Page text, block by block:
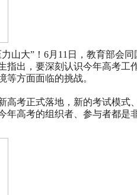
山大”！6月11日，教育部会同
指出，要深刻认识今年高考工
方面面临的挑战。
高考正式落地，新的考试模式
年高考的组织者、参与者都是